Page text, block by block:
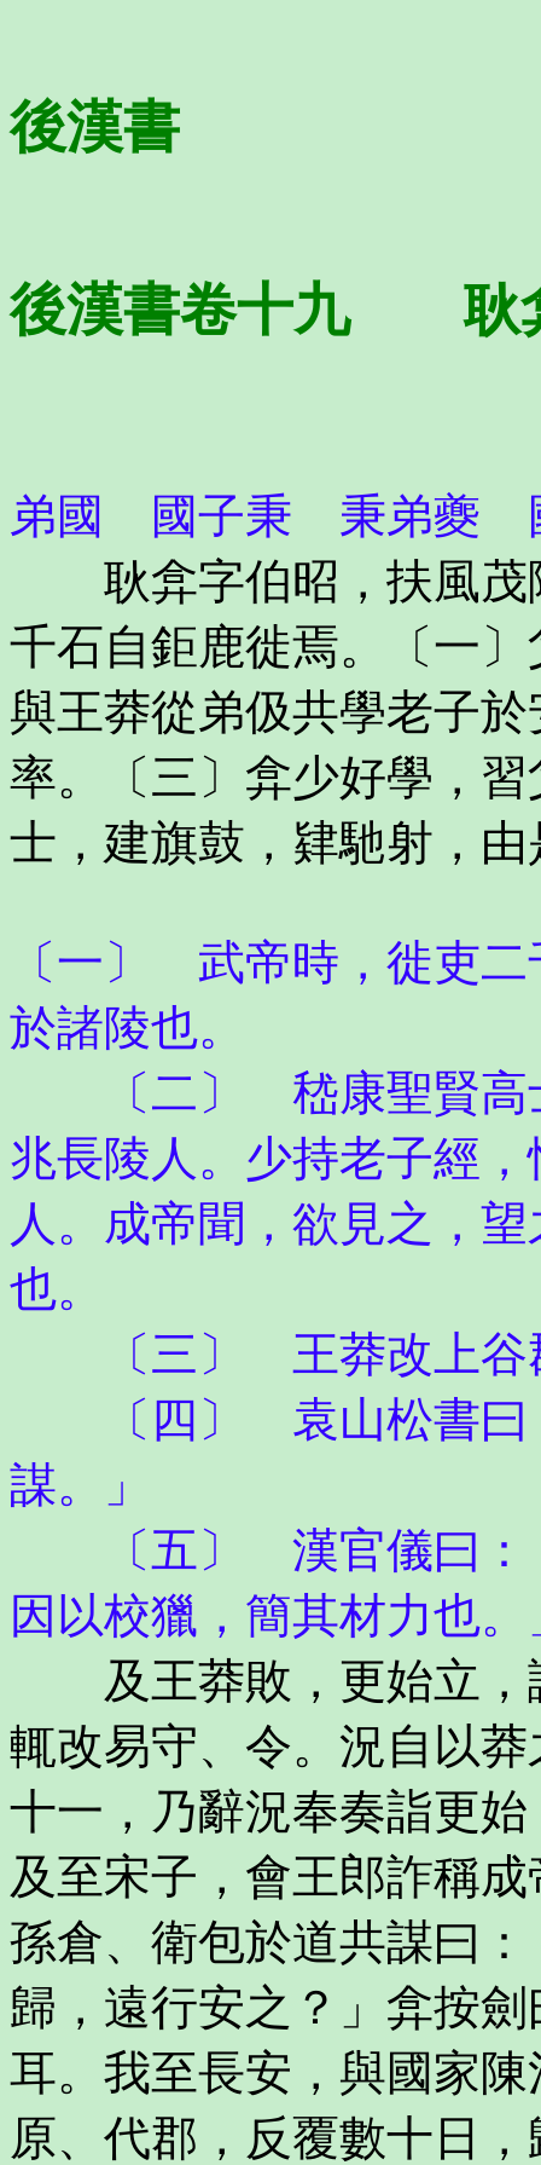
後漢書
後漢書卷十九 耿
弟國 國子秉 秉弟夔
耿弇字伯昭，扶風茂
千石自鉅鹿徙焉。〔一
與王莽從弟伋共學老子
率。〔三〕弇少好學，
士，建旗鼓，肄馳射，
〔一〕 武帝時，徙吏
於諸陵也。
〔二〕 嵇康聖賢高士
兆長陵人。少持老子經
人。成帝聞，欲見之，
也。
〔三〕 王莽改上谷
〔四〕 袁山松書曰：
謀。」
〔五〕 漢官儀曰：「
因以校獵，簡其材力也。
及王莽敗，更始立，
輒改易守、令。況自以
十一，乃辭況奉奏詣更
及至宋子，會王郎詐稱
孫倉、衛包於道共謀曰
歸，遠行安之？」弇按
耳。我至長安，與國家
原、代郡，反覆數十日